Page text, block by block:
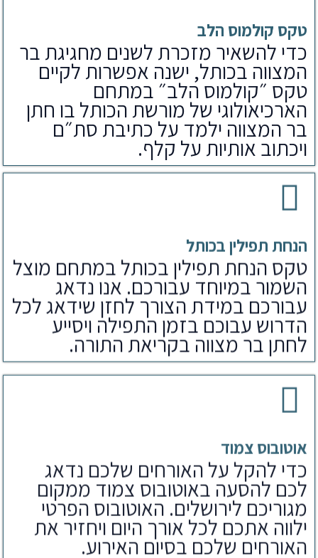
טקס קולמוס הלב
כדי להשאיר מזכרת לשנים מחגיגת בר
המצווה בכותל, ישנה אפשרות לקיים
טקס ״קולמוס הלב״ במתחם
הארכיאולוגי של מורשת הכותל בו חתן
בר המצווה ילמד על כתיבת סת״ם
ויכתוב אותיות על קלף.
הנחת תפילין בכותל
טקס הנחת תפילין בכותל במתחם מוצל
השמור במיוחד עבורכם. אנו נדאג
עבורכם במידת הצורך לחזן שידאג לכל
הדרוש עבוכם בזמן התפילה ויסייע
לחתן בר מצווה בקריאת התורה.
אוטובוס צמוד
כדי להקל על האורחים שלכם נדאג
לכם להסעה באוטובוס צמוד ממקום
מגוריכם לירושלים. האוטובוס הפרטי
ילווה אתכם לכל אורך היום ויחזיר את
האורחים שלכם בסיום האירוע.